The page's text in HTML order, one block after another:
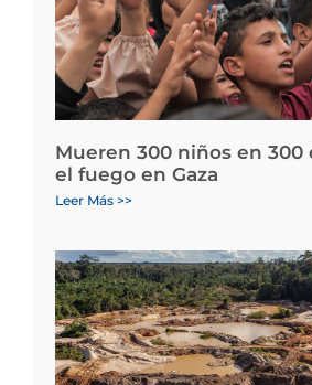
Mueren 300 niños en 300
el fuego en Gaza
Leer Más >>